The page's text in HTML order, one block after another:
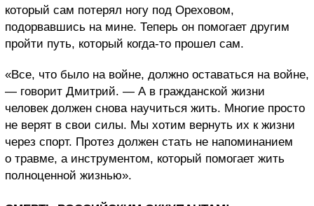
который сам потерял ногу под Ореховом,
подорвавшись на мине. Теперь он помогает другим
пройти путь, который когда-то прошел сам.
«Все, что было на войне, должно оставаться на войне,
— говорит Дмитрий. — А в гражданской жизни
человек должен снова научиться жить. Многие просто
не верят в свои силы. Мы хотим вернуть их к жизни
через спорт. Протез должен стать не напоминанием
о травме, а инструментом, который помогает жить
полноценной жизнью».